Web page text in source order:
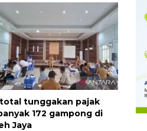
tunggakan pajak
172 gampong di
Jaya
kejahatan